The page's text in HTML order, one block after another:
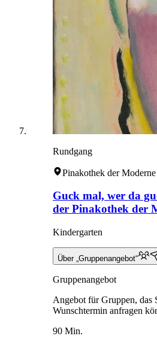
Rundgang
Pinakothek der Moderne
Guck mal, wer da
der Pinakothek der
Kindergarten
Über „Gruppenangebot“
Gruppenangebot
Angebot für Gruppen, das
Wunschtermin anfragen
90 Min.